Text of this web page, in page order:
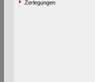
Zerlegungen